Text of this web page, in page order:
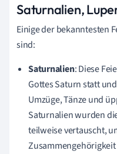
Saturnalien,
Einige der bekanntesten
sind:
Saturnalien: Diese
Gottes Saturn statt
Umzüge, Tänze und
Saturnalien wurden
teilweise vertauscht,